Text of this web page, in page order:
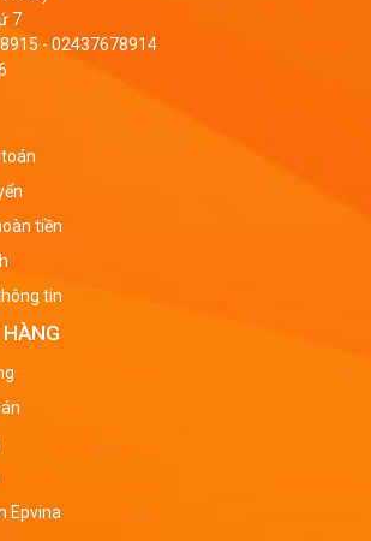
7
- 02437678914
tiền
tin
Epvina